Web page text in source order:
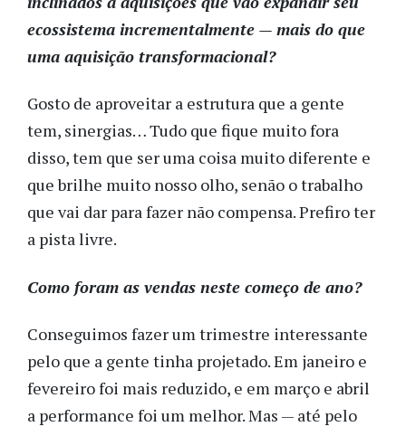
ecossistema incrementalmente — mais do que
uma aquisição transformacional?
Gosto de aproveitar a estrutura que a gente
tem, sinergias… Tudo que fique muito fora
disso, tem que ser uma coisa muito diferente e
que brilhe muito nosso olho, senão o trabalho
que vai dar para fazer não compensa. Prefiro ter
a pista livre.
Como foram as vendas neste começo de ano?
Conseguimos fazer um trimestre interessante
pelo que a gente tinha projetado. Em janeiro e
fevereiro foi mais reduzido, e em março e abril
a performance foi um melhor. Mas — até pelo